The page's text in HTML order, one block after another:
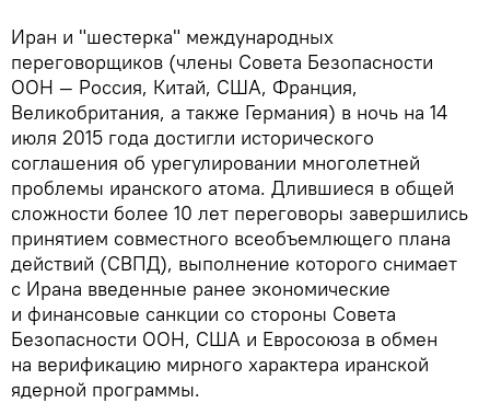
Иран и "шестерка" международных
переговорщиков (члены Совета Безопасности
ООН — Россия, Китай, США, Франция,
Великобритания, а также Германия) в ночь на 14
июля 2015 года достигли исторического
соглашения об урегулировании многолетней
проблемы иранского атома. Длившиеся в общей
сложности более 10 лет переговоры завершились
принятием совместного всеобъемлющего плана
действий (СВПД), выполнение которого снимает
с Ирана введенные ранее экономические
и финансовые санкции со стороны Совета
Безопасности ООН, США и Евросоюза в обмен
на верификацию мирного характера иранской
ядерной программы.